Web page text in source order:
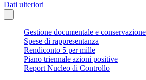
Dati ulteriori
Gestione documentale e conservazione
Spese di rappresentanza
Rendiconto 5 per mille
Piano triennale azioni positive
Report Nucleo di Controllo